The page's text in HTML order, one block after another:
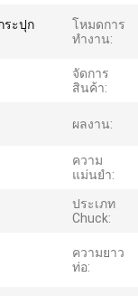
ระปุก
โหมดการ
ทำงาน:
จัดการ
สินค้า:
ผลงาน:
ความ
แม่นยำ:
ประเภท
Chuck:
ความยาว
ท่อ: